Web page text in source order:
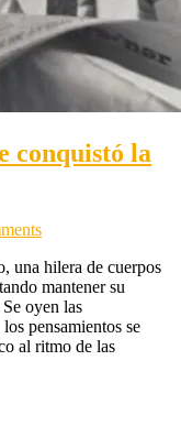
condenen
o
me
acusen
ser
politicamente
conquistó la
on
Lebow,
el
rumano
que
conquistó
una hilera de cuerpos
mantener su
oyen las
pensamientos se
al ritmo de las